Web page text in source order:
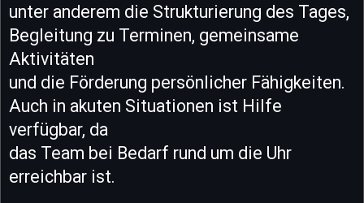
unter anderem die Strukturierung des Tages,
Begleitung zu Terminen, gemeinsame
Aktivitäten
und die Förderung persönlicher Fähigkeiten.
Auch in akuten Situationen ist Hilfe
verfügbar, da
das Team bei Bedarf rund um die Uhr
erreichbar ist.